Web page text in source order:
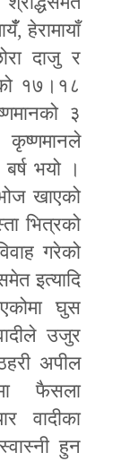
,हेरामायाँ
दाजु र
१७।१८
३
कृष्णमानले
भयो ।
खाएको
भित्रको
गरेको
इत्यादि
घुस
उजुर
अपील
फैसला
वादीका
हुन